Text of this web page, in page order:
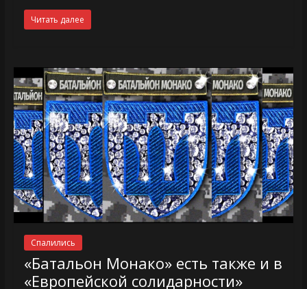
Читать далее
Спалились
«Батальон Монако» есть также и в
«Европейской солидарности»